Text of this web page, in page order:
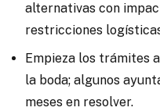
alternativas con
restricciones
Empieza los trámites
la boda; algunos
meses en resolver.